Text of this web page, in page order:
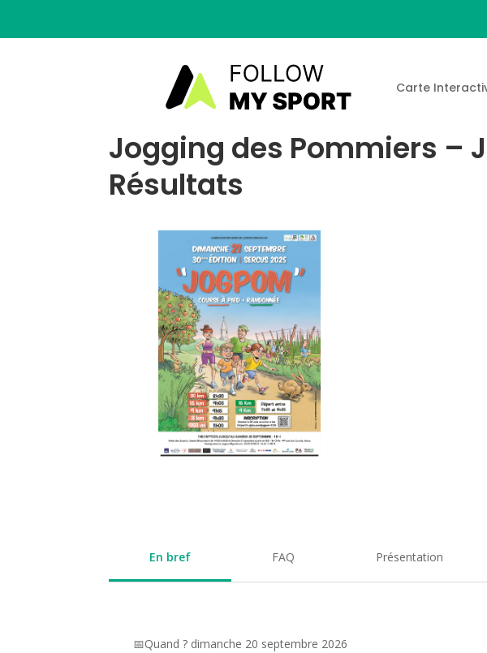
Carte
Jogging des Pommiers –
Résultats
En bref FAQ Présentation
📅Quand ? dimanche 20 septembre 2026